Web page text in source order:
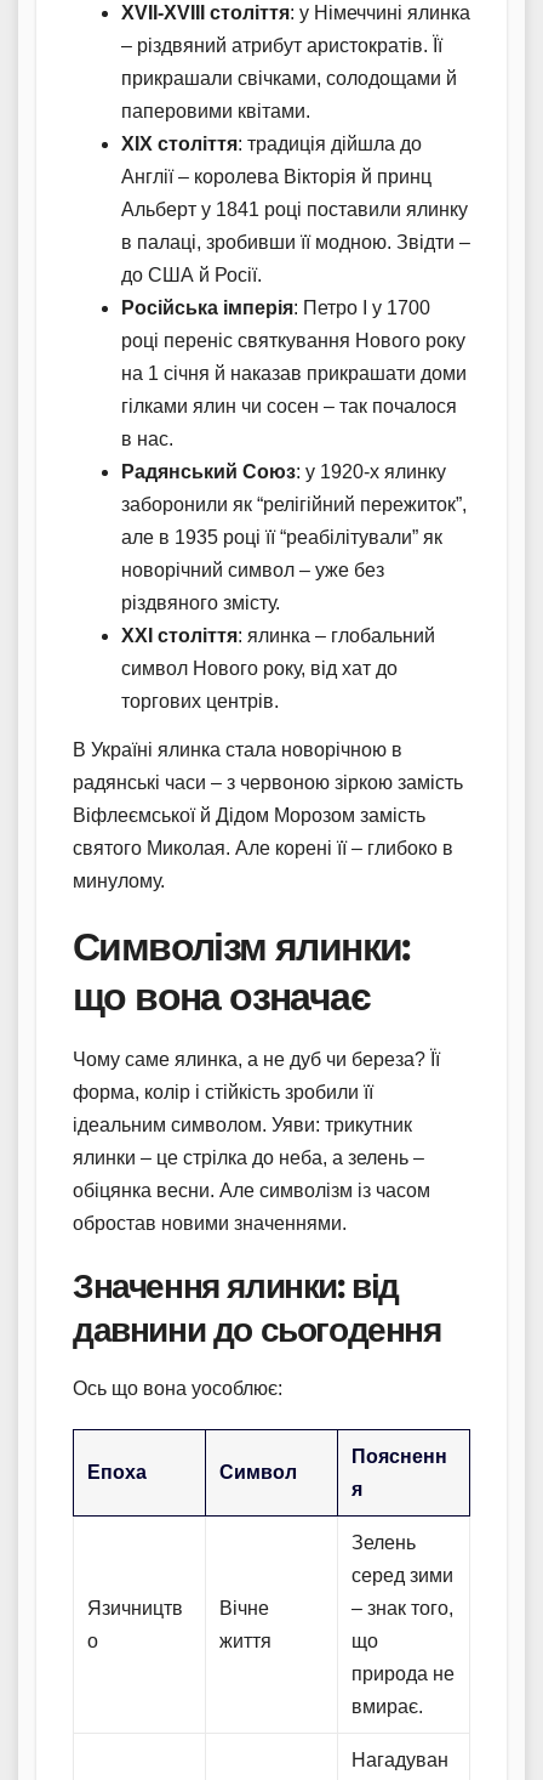
XVII-XVIII століття: у Німеччині ялинка
– різдвяний атрибут аристократів. Її
прикрашали свічками, солодощами й
паперовими квітами.
XIX століття: традиція дійшла до
Англії – королева Вікторія й принц
Альберт у 1841 році поставили ялинку
в палаці, зробивши її модною. Звідти –
до США й Росії.
Російська імперія: Петро I у 1700
році переніс святкування Нового року
на 1 січня й наказав прикрашати доми
гілками ялин чи сосен – так почалося
в нас.
Радянський Союз: у 1920-х ялинку
заборонили як “релігійний пережиток”,
але в 1935 році її “реабілітували” як
новорічний символ – уже без
різдвяного змісту.
XXI століття: ялинка – глобальний
символ Нового року, від хат до
торгових центрів.
В Україні ялинка стала новорічною в
радянські часи – з червоною зіркою замість
Віфлеємської й Дідом Морозом замість
святого Миколая. Але корені її – глибоко в
минулому.
Символізм ялинки:
що вона означає
Чому саме ялинка, а не дуб чи береза? Її
форма, колір і стійкість зробили її
ідеальним символом. Уяви: трикутник
ялинки – це стрілка до неба, а зелень –
обіцянка весни. Але символізм із часом
обростав новими значеннями.
Значення ялинки: від
давнини до сьогодення
Ось що вона уособлює:
Епоха Символ
Поясненн
я
Язичництв
о
Вічне
життя
Зелень
серед зими
– знак того,
що
природа не
вмирає.
Нагадуван